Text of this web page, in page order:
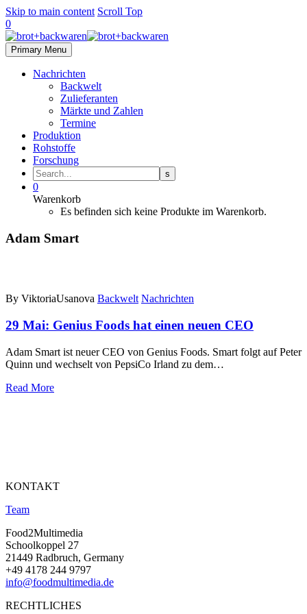
Skip to main content Scroll Top
0
Primary Menu
Nachrichten
Backwelt
Zulieferanten
Märkte und Zahlen
Termine
Produktion
Rohstoffe
Forschung
0
Warenkorb
Es befinden sich keine Produkte im Warenkorb.
Adam Smart
By ViktoriaUsanova Backwelt Nachrichten
29 Mai: Genius Foods hat einen neuen CEO
Adam Smart ist neuer CEO von Genius Foods. Smart folgt auf Peter
Quinn und wechselt von PepsiCo Irland zu dem…
Read More
KONTAKT
Team
Food2Multimedia
Schoolkoppel 27
21449 Radbruch, Germany
+49 4178 244 9797
info@foodmultimedia.de
RECHTLICHES